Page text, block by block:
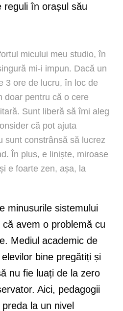
reguli în orașul său
micului meu studio, în
mi-i impun. Dacă un
3 ore de lucru, în loc de
doar pentru că o cere
Sunt liberă să îmi aleg
că pot ajuta
sunt constrânsă să lucrez
În plus, e liniște, miroase
e foarte zen, așa, la
minusurile sistemului
avem o problemă cu
Mediul academic de
bine pregătiți și
nu fie luați de la zero
Aici, pedagogii
la un nivel